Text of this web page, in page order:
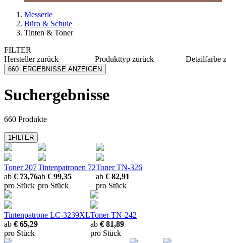
Messerle
Büro & Schule
Tinten & Toner
FILTER
Herstellerzurück
Armor-Owa
Canon
Develop
mehr anzeigen
Produkttyp zurück
Detailfarbe
660 ERGEBNISSE ANZEIGEN
Suchergebnisse
660 Produkte
1FILTER
Toner 207
ab € 73,76
pro Stück
Tintenpatronen 72
ab € 99,35
pro Stück
Toner TN-326
ab € 82,91
pro Stück
Tintenpatrone LC-3239XL
ab € 65,29
pro Stück
Toner TN-242
ab € 81,89
pro Stück